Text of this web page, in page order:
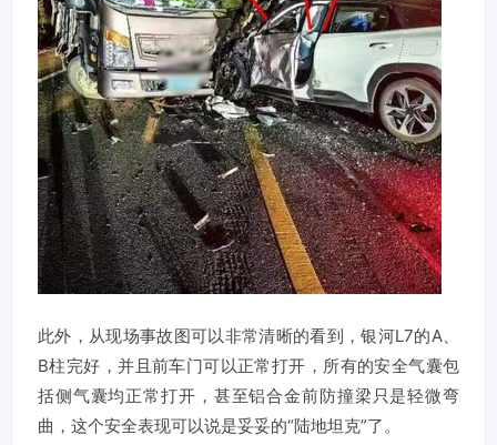
此外，从现场事故图可以非常清晰的看到，银河L7的A、
B柱完好，并且前车门可以正常打开，所有的安全气囊包
括侧气囊均正常打开，甚至铝合金前防撞梁只是轻微弯
曲，这个安全表现可以说是妥妥的“陆地坦克”了。